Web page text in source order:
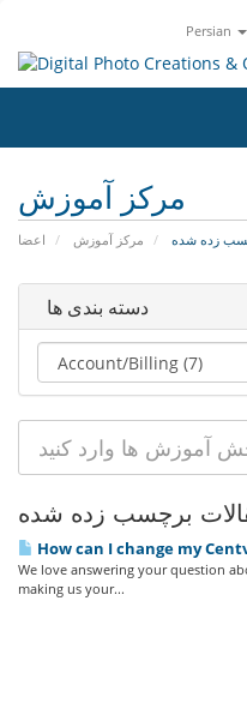
Persian
مرکز آموزش
اعضا مرکز آموزش
دسته بندی ها
How can I change my
We love answering your question
making us your...